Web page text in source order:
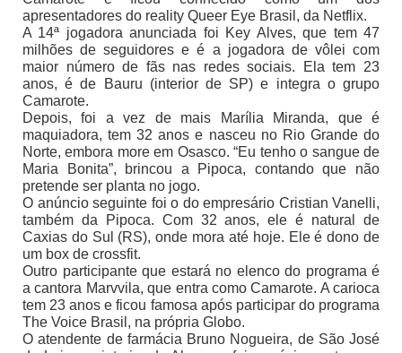
apresentadores do reality Queer Eye Brasil, da Netflix.
A 14ª jogadora anunciada foi Key Alves, que tem 47
milhões de seguidores e é a jogadora de vôlei com
maior número de fãs nas redes sociais. Ela tem 23
anos, é de Bauru (interior de SP) e integra o grupo
Camarote.
Depois, foi a vez de mais Marília Miranda, que é
maquiadora, tem 32 anos e nasceu no Rio Grande do
Norte, embora more em Osasco. “Eu tenho o sangue de
Maria Bonita”, brincou a Pipoca, contando que não
pretende ser planta no jogo.
O anúncio seguinte foi o do empresário Cristian Vanelli,
também da Pipoca. Com 32 anos, ele é natural de
Caxias do Sul (RS), onde mora até hoje. Ele é dono de
um box de crossfit.
Outro participante que estará no elenco do programa é
a cantora Marvvila, que entra como Camarote. A carioca
tem 23 anos e ficou famosa após participar do programa
The Voice Brasil, na própria Globo.
O atendente de farmácia Bruno Nogueira, de São José